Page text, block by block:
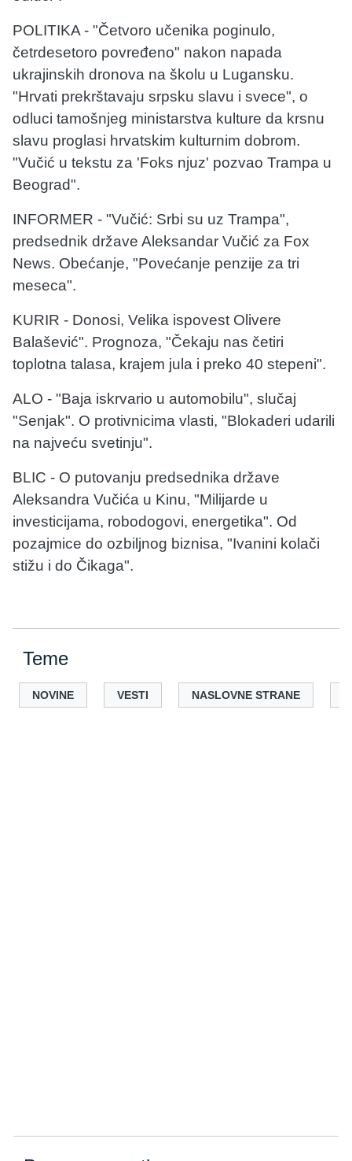
POLITIKA - "Četvoro učenika poginulo,
četrdesetoro povređeno" nakon napada
ukrajinskih dronova na školu u Lugansku.
"Hrvati prekrštavaju srpsku slavu i svece", o
odluci tamošnjeg ministarstva kulture da krsnu
slavu proglasi hrvatskim kulturnim dobrom.
"Vučić u tekstu za 'Foks njuz' pozvao Trampa u
Beograd".
INFORMER - "Vučić: Srbi su uz Trampa",
predsednik države Aleksandar Vučić za Fox
News. Obećanje, "Povećanje penzije za tri
meseca".
KURIR - Donosi, Velika ispovest Olivere
Balašević". Prognoza, "Čekaju nas četiri
toplotna talasa, krajem jula i preko 40 stepeni".
ALO - "Baja iskrvario u automobilu", slučaj
"Senjak". O protivnicima vlasti, "Blokaderi udarili
na najveću svetinju".
BLIC - O putovanju predsednika države
Aleksandra Vučića u Kinu, "Milijarde u
investicijama, robodogovi, energetika". Od
pozajmice do ozbiljnog biznisa, "Ivanini kolači
stižu i do Čikaga".
Teme
NOVINE VESTI NASLOVNE STRANE